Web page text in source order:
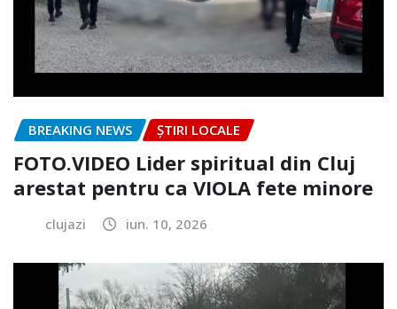
BREAKING NEWS ȘTIRI LOCALE
FOTO.VIDEO Lider spiritual din Cluj
arestat pentru ca VIOLA fete minore
clujazi iun. 10, 2026